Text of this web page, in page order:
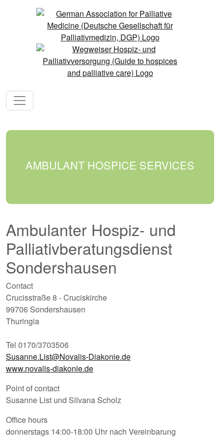
AMBULANT HOSPICE SERVICES
Ambulanter Hospiz- und
Palliativberatungsdienst
Sondershausen
Contact
Crucisstraße 8 - Cruciskirche
99706 Sondershausen
Thuringia
Tel 0170/3703506
Susanne.List@Novalis-Diakonie.de
www.novalis-diakonie.de
Point of contact
Susanne List und Silvana Scholz
Office hours
donnerstags 14:00-18:00 Uhr nach Vereinbarung